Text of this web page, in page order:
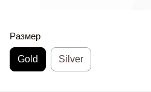
Размер
Gold Silver